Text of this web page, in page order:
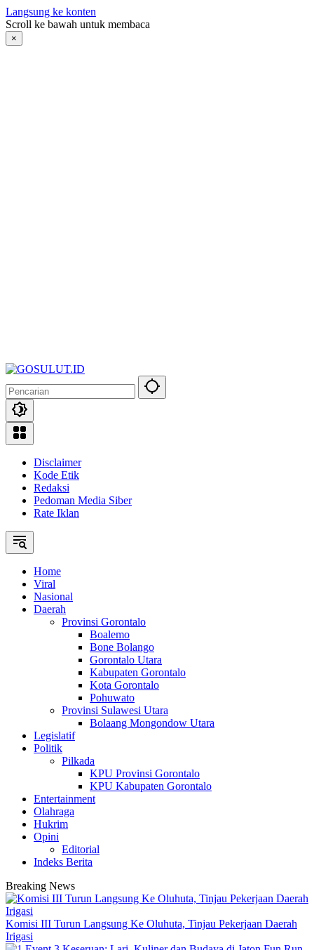
Langsung ke konten
Scroll ke bawah untuk membaca
×
Disclaimer
Kode Etik
Redaksi
Pedoman Media Siber
Rate Iklan
Home
Viral
Nasional
Daerah
Provinsi Gorontalo
Boalemo
Bone Bolango
Gorontalo Utara
Kabupaten Gorontalo
Kota Gorontalo
Pohuwato
Provinsi Sulawesi Utara
Bolaang Mongondow Utara
Legislatif
Politik
Pilkada
KPU Provinsi Gorontalo
KPU Kabupaten Gorontalo
Entertainment
Olahraga
Hukrim
Opini
Editorial
Indeks Berita
Breaking News
Komisi III Turun Langsung Ke Oluhuta, Tinjau Pekerjaan Daerah
Irigasi